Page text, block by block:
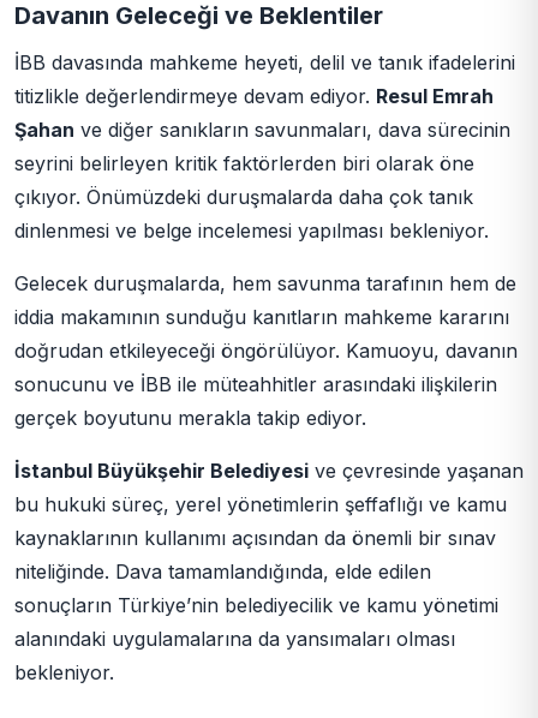
Davanın Geleceği ve Beklentiler
İBB davasında mahkeme heyeti, delil ve tanık ifadelerini
titizlikle değerlendirmeye devam ediyor. Resul Emrah
Şahan ve diğer sanıkların savunmaları, dava sürecinin
seyrini belirleyen kritik faktörlerden biri olarak öne
çıkıyor. Önümüzdeki duruşmalarda daha çok tanık
dinlenmesi ve belge incelemesi yapılması bekleniyor.
Gelecek duruşmalarda, hem savunma tarafının hem de
iddia makamının sunduğu kanıtların mahkeme kararını
doğrudan etkileyeceği öngörülüyor. Kamuoyu, davanın
sonucunu ve İBB ile müteahhitler arasındaki ilişkilerin
gerçek boyutunu merakla takip ediyor.
İstanbul Büyükşehir Belediyesi ve çevresinde yaşanan
bu hukuki süreç, yerel yönetimlerin şeffaflığı ve kamu
kaynaklarının kullanımı açısından da önemli bir sınav
niteliğinde. Dava tamamlandığında, elde edilen
sonuçların Türkiye’nin belediyecilik ve kamu yönetimi
alanındaki uygulamalarına da yansımaları olması
bekleniyor.